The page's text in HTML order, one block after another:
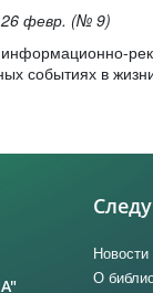
февр. (№ 9)
событиях в
Новости
О